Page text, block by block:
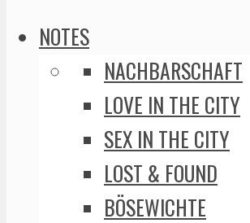
NOTES
NACHBARSCHAFT
LOVE IN THE CITY
SEX IN THE CITY
LOST & FOUND
BÖSEWICHTE